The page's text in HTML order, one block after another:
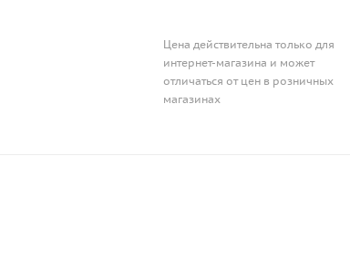
Цена действительна только для
интернет-магазина и может
отличаться от цен в розничных
магазинах